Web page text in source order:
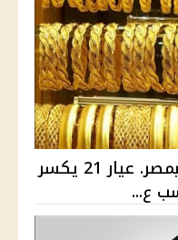
ارتفاع جديد بأسعار الذهب بمصر. عيار 21 يكسر